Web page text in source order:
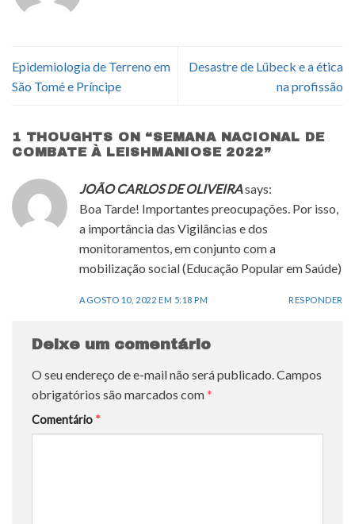
Epidemiologia de Terreno em
São Tomé e Príncipe
Desastre de Lübeck e a ética
na profissão
1 THOUGHTS ON “SEMANA NACIONAL DE
COMBATE À LEISHMANIOSE 2022”
JOÃO CARLOS DE OLIVEIRAsays:
Boa Tarde! Importantes preocupações. Por isso,
a importância das Vigilâncias e dos
monitoramentos, em conjunto com a
mobilização social (Educação Popular em Saúde)
AGOSTO 10, 2022 EM 5:18 PM RESPONDER
Deixe um comentário
O seu endereço de e-mail não será publicado.Campos
obrigatórios são marcados com*
Comentário *